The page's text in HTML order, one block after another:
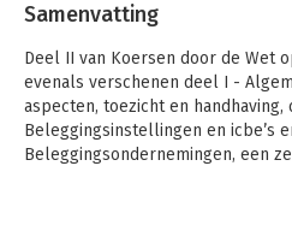
Samenvatting
Deel II van Koersen door de Wet
evenals verschenen deel I -
aspecten, toezicht en handhaving,
Beleggingsinstellingen en icbe’s
Beleggingsondernemingen, een